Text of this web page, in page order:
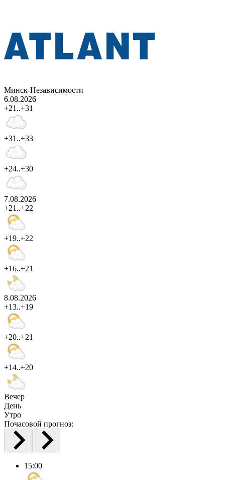
Минск-Независимости
6.08.2026
+21..+31
+31..+33
+24..+30
7.08.2026
+21..+22
+19..+22
+16..+21
8.08.2026
+13..+19
+20..+21
+14..+20
Вечер
День
Утро
Почасовой прогноз:
15:00